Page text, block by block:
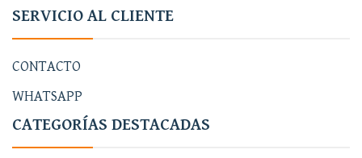
SERVICIO AL CLIENTE
CONTACTO
WHATSAPP
CATEGORÍAS DESTACADAS